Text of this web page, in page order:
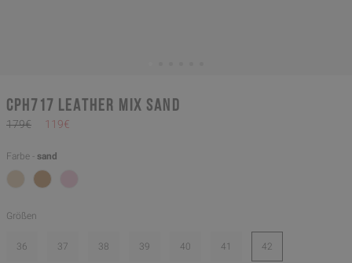
CPH717 leather mix sand
179€ 119€
Farbe - sand
Größen
36 37 38 39 40 41 42